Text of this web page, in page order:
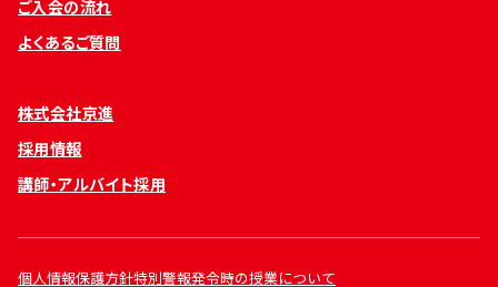
ご入会の流れ
よくあるご質問
株式会社京進
採用情報
講師・アルバイト採用
個人情報保護方針特別警報発令時の授業について